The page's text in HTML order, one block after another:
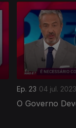
Ep. 23 04 jul. 2023
O Governo